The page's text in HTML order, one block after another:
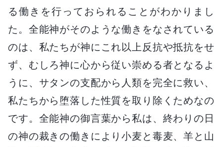
る働きを行っておられることがわかりまし
た。全能神がそのような働きをなされている
のは、私たちが神にこれ以上反抗や抵抗をせ
ず、むしろ神に心から従い崇める者となるよ
うに、サタンの支配から人類を完全に救い、
私たちから堕落した性質を取り除くためなの
です。全能神の御言葉から私は、終わりの日
の神の裁きの働きにより小麦と毒麦、羊と山